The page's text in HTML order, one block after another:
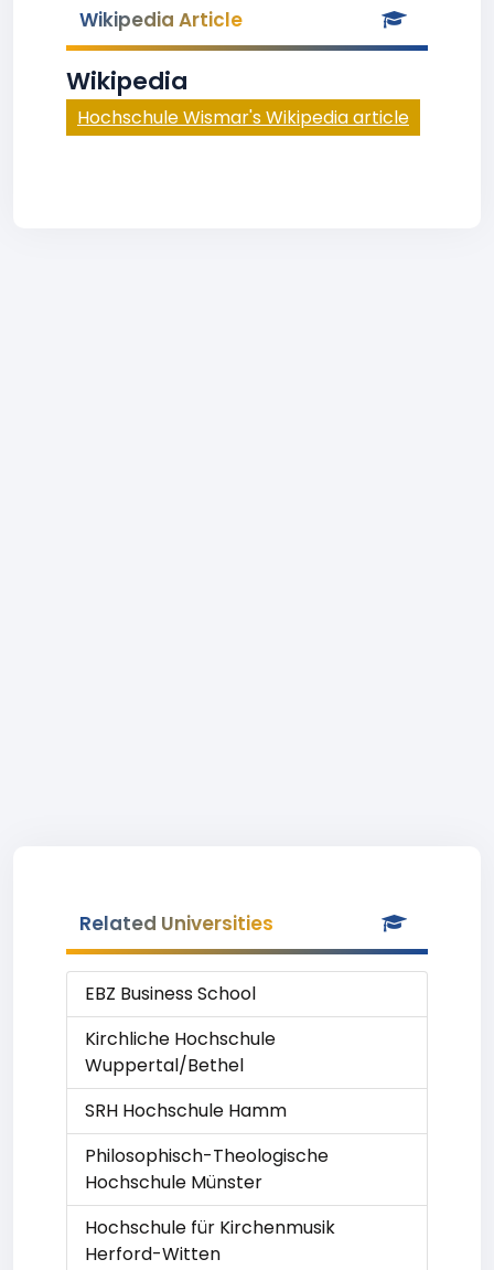
Wikipedia Article
Wikipedia
Hochschule Wismar's Wikipedia article
Related Universities
EBZ Business School
Kirchliche Hochschule
Wuppertal/Bethel
SRH Hochschule Hamm
Philosophisch-Theologische
Hochschule Münster
Hochschule für Kirchenmusik
Herford-Witten